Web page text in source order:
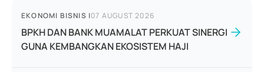
EKONOMI BISNIS |07 AUGUST 2026
BPKH DAN BANK MUAMALAT PERKUAT SINERGI
GUNA KEMBANGKAN EKOSISTEM HAJI